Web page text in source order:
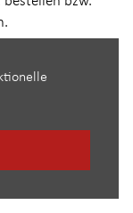
finden Sie